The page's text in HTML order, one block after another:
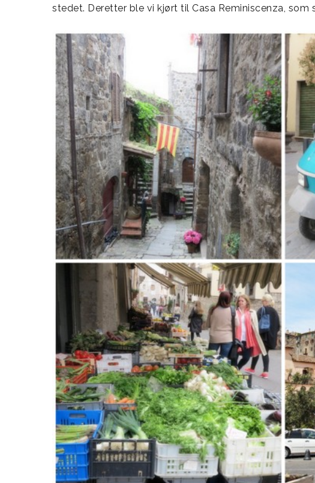
stedet. Deretter ble vi kjørt til Casa Reminiscenza,